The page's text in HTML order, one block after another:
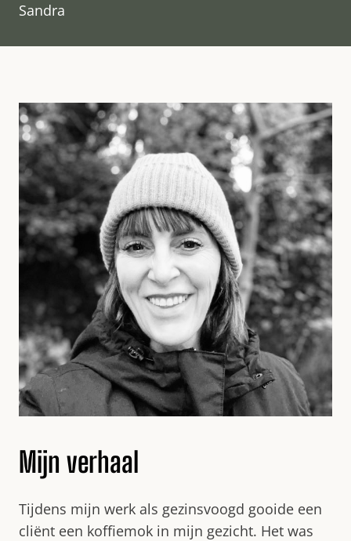
Sandra
Mijn verhaal
Tijdens mijn werk als gezinsvoogd gooide een
cliënt een koffiemok in mijn gezicht. Het was